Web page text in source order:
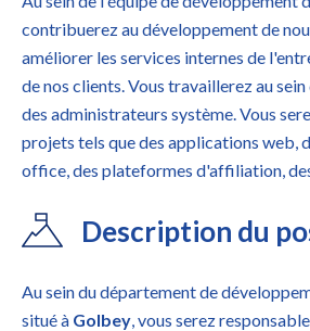
contribuerez au développement de
améliorer les services internes de
de nos clients. Vous travaillerez au
des administrateurs système. Vous
projets tels que des applications web,
office, des plateformes d'affiliation,
Description du
Au sein du département de
situé à Golbey , vous serez